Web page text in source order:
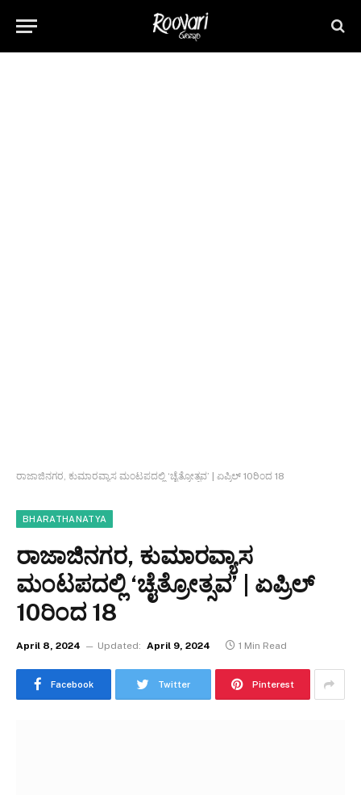
ರಾಜಾಜಿನಗರ, ಕುಮಾರವ್ಯಾಸ ಮಂಟಪದಲ್ಲಿ ‘ಚೈತ್ರೋತ್ಸವ’ | ಏಪ್ರಿಲ್ 10ರಿಂದ 18
BHARATHANATYA
ರಾಜಾಜಿನಗರ, ಕುಮಾರವ್ಯಾಸ
ಮಂಟಪದಲ್ಲಿ ‘ಚೈತ್ರೋತ್ಸವ’ | ಏಪ್ರಿಲ್
10ರಿಂದ 18
April 8, 2024 Updated: April 9, 2024 1 Min Read
Facebook Twitter Pinterest